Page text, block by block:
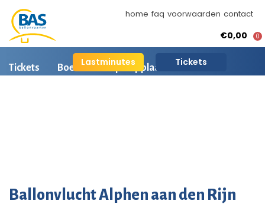
home faq voorwaarden contact
Lastminutes Tickets
€0,00 0
Tickets Boeken Opstapplaatsen
Ballonvlucht Alphen aan den Rijn